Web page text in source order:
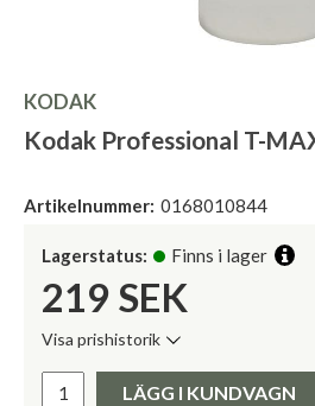
KODAK
Kodak Professional T-
Artikelnummer: 0168010844
Lagerstatus: Finns i lager
219 SEK
Visa prishistorik
LÄGG I KUNDVAGN